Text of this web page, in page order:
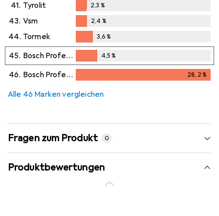
41. Tyrolit
2,3%
2,3 %
43. Vsm
2,4%
2,4 %
44. Tormek
3,6%
3,6%
45. Bosch Professional Zubehör
4,5%
4,5%
46. Bosch Professional 28,2%
Alle 46 Marken vergleichen
Fragen zum Produkt 0
Produktbewertungen